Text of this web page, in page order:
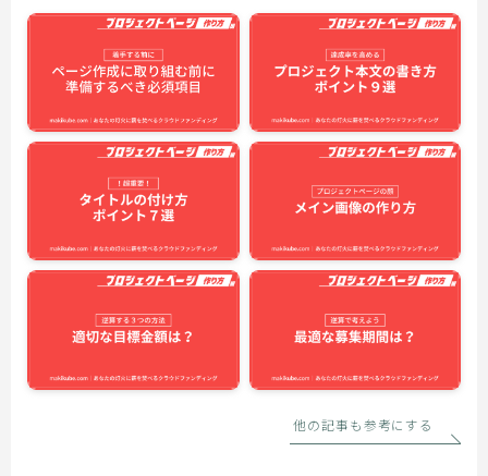
他の記事も参考にする